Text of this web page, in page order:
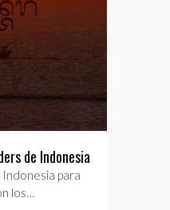
de Indonesia
Indonesia para
los…